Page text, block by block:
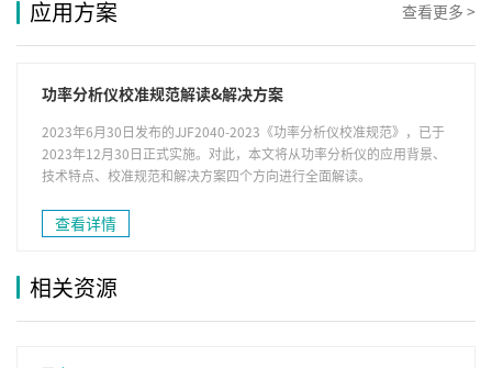
应用方案 查看更多 >
功率分析仪校准规范解读&解决方案
2023年6月30日发布的JJF2040-2023《功率分析仪校准规范》，已于
2023年12月30日正式实施。对此，本文将从功率分析仪的应用背景、
技术特点、校准规范和解决方案四个方向进行全面解读。
查看详情
相关资源